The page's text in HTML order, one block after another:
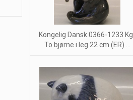
Kongelig Dansk 0366-1233 Kgl.
To bjørne i leg 22 cm (ER) ...